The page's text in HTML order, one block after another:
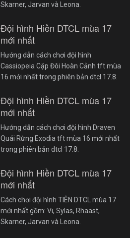
Skarner, Jarvan và Leona.
Đội hình Hiền DTCL mùa 17
mới nhất
Hướng dẫn cách chơi đội hình
Cassiopeia Cặp Đôi Hoàn Cảnh tft mùa
16 mới nhất trong phiên bản dtcl 17.8.
Đội hình Hiền DTCL mùa 17
mới nhất
Hướng dẫn cách chơi đội hình Draven
Quái Rừng Exodia tft mùa 16 mới nhất
trong phiên bản dtcl 17.8.
Đội hình Hiền DTCL mùa 17
mới nhất
Cách chơi đội hình TIÊN DTCL mùa 17
mới nhất gồm: Vi, Sylas, Rhaast,
Skarner, Jarvan và Leona.